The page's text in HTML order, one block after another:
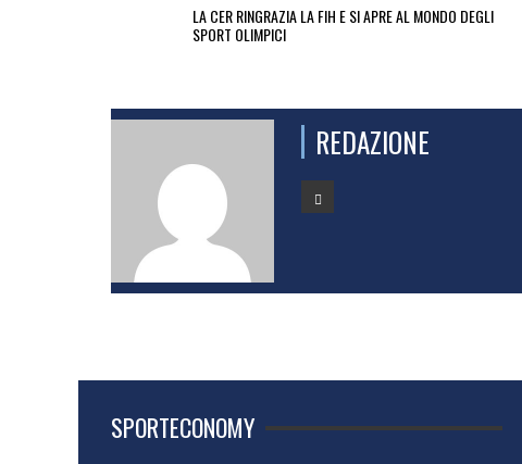
LA CER RINGRAZIA LA FIH E SI APRE AL MONDO DEGLI
SPORT OLIMPICI
REDAZIONE
SPORTECONOMY